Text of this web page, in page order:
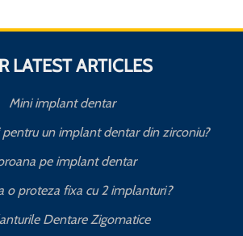
LATEST ARTICLES
Mini implant dentar
un implant dentar din zirconiu?
pe implant dentar
o proteza fixa cu 2 implanturi?
Dentare Zigomatice